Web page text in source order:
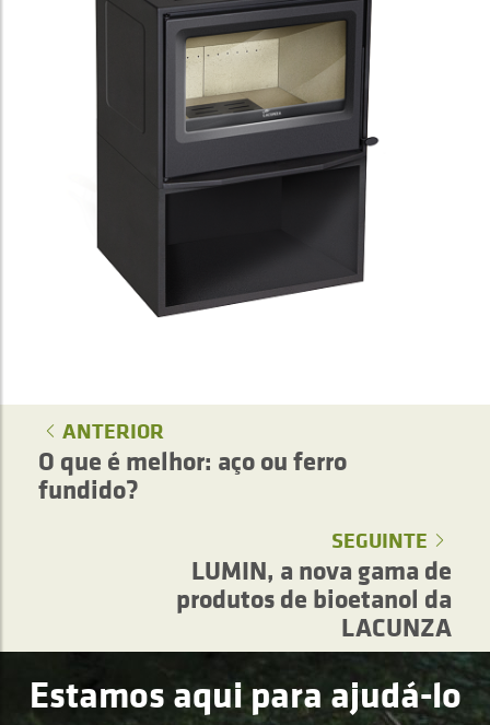
ANTERIOR
O que é melhor: aço ou ferro
fundido?
LUMIN, a nova gama de
produtos de bioetanol da
LACUNZA
SEGUINTE
Estamos aqui para ajudá-lo